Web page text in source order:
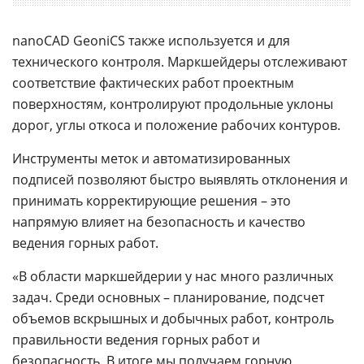
nanoCAD GeoniCS также используется и для
технического контроля. Маркшейдеры отслеживают
соответствие фактических работ проектным
поверхностям, контролируют продольные уклоны
дорог, углы откоса и положение рабочих контуров.
Инструменты меток и автоматизированных
подписей позволяют быстро выявлять отклонения и
принимать корректирующие решения – это
напрямую влияет на безопасность и качество
ведения горных работ.
«В области маркшейдерии у нас много различных
задач. Среди основных – планирование, подсчет
объемов вскрышных и добычных работ, контроль
правильности ведения горных работ и